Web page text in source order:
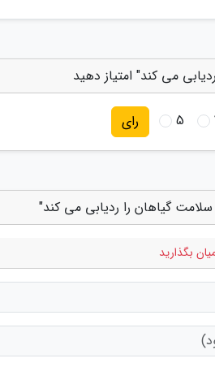
می کند" امتیاز دهید
5 رای
گیاهان را ردیابی می کند"
بگذارید